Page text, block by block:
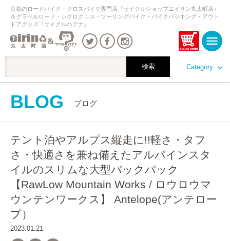
Category
京都のロードバイク・クロスバイク専門店『サイクルショップエイリン丸太町店』
＆グラベルロード・シクロクロス・ツーリングバイク・バイクパッキング・アウト
ドアグッズ『サイクルハテナ』
BLOG ブログ
テント泊やアルプス縦走に!!軽さ・タフ
さ・快適さを兼ね備えたアルパインスタ
イルのスリムな大型バックパック
【RawLow Mountain Works / ロウロウマ
ウンテンワークス】 Antelope(アンテロー
プ）
2023.01.21